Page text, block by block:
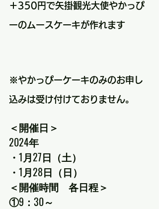
＋350円で矢掛観光大使やかっぴ
ーのムースケーキが作れます
※やかっぴーケーキのみのお申し
込みは受け付けておりません。
＜開催日＞
2024年
・1月27日（土）
・1月28日（日）
＜開催時間　各日程＞
①9：30～